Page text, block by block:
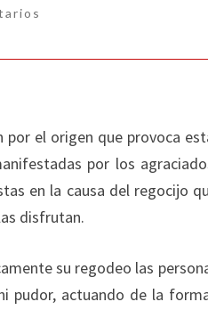
el origen que provoca
por los
en la causa del regocijo
disfrutan.
su regodeo las
pudor, actuando de la